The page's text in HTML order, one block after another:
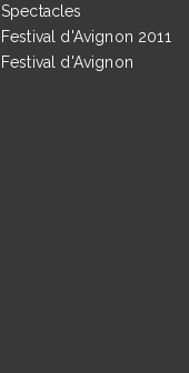
Spectacles
Festival d'Avignon 2011
Festival d'Avignon